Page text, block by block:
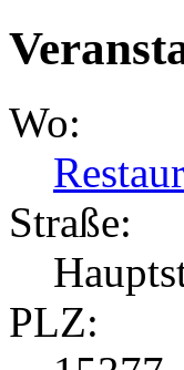
Wo:
Straße:
PLZ: